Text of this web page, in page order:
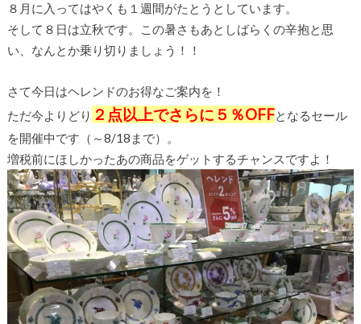
８月に入ってはやくも１週間がたとうとしています。
そして８日は立秋です。この暑さもあとしばらくの辛抱と思
い、なんとか乗り切りましょう！！
さて今日はヘレンドのお得なご案内を！
ただ今よりどり ２点以上でさらに５％OFFとなるセール
を開催中です（～8/18まで）。
増税前にほしかったあの商品をゲットするチャンスですよ！